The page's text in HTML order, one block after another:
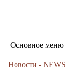
Основное меню
Новости - NEWS